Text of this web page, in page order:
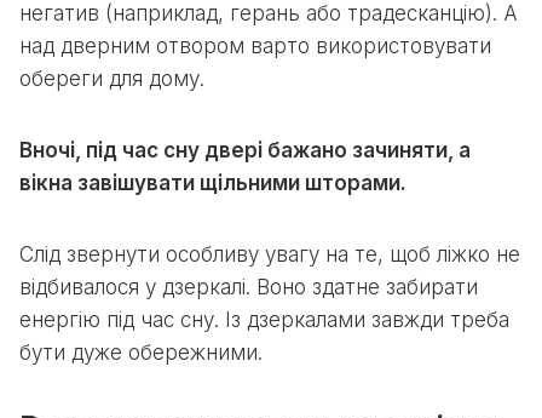
негатив (наприклад, герань або традесканцію). А
над дверним отвором варто використовувати
обереги для дому.
Вночі, під час сну двері бажано зачиняти, а
вікна завішувати щільними шторами.
Слід звернути особливу увагу на те, щоб ліжко не
відбивалося у дзеркалі. Воно здатне забирати
енергію під час сну. Із дзеркалами завжди треба
бути дуже обережними.